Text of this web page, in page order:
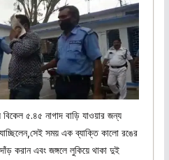
বিকেল ৫.৪৫ নাগাদ বাড়ি যাওয়ার জন্য
সময় এক ব্যাক্তি কালো রঙের
করান এবং জঙ্গলে লুকিয়ে থাকা দুই